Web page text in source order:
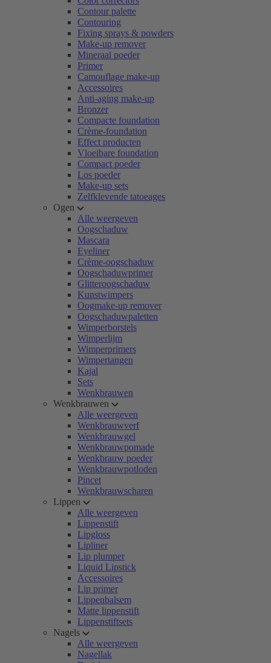
Contour palette
Contouring
Fixing sprays & powders
Make-up remover
Mineraal poeder
Primer
Camouflage make-up
Accessoires
Anti-aging make-up
Bronzer
Compacte foundation
Crème-foundation
Effect producten
Vloeibare foundation
Compact poeder
Los poeder
Make-up sets
Zelfklevende tatoeages
Ogen
Alle weergeven
Oogschaduw
Mascara
Eyeliner
Crème-oogschaduw
Oogschaduwprimer
Glitteroogschaduw
Kunstwimpers
Oogmake-up remover
Oogschaduwpaletten
Wimperborstels
Wimperlijm
Wimperprimers
Wimpertangen
Kajal
Sets
Wenkbrauwen
Wenkbrauwen
Alle weergeven
Wenkbrauwverf
Wenkbrauwgel
Wenkbrauwpomade
Wenkbrauw poeder
Wenkbrauwpotloden
Pincet
Wenkbrauwscharen
Lippen
Alle weergeven
Lippenstift
Lipgloss
Lipliner
Lip plumper
Liquid Lipstick
Accessoires
Lip primer
Lippenbalsem
Matte lippenstift
Lippenstiftsets
Nagels
Alle weergeven
Nagellak